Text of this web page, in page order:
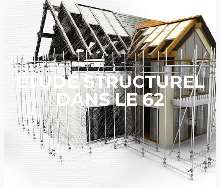
ÉTUDE STRUCTUREL
DANS LE 62